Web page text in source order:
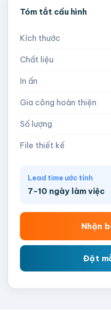
300 500
5,000
Hoặc nhập số lượng:
−
💡 Hỗ trợ AI, PDF,
AI, PDF, EPS, PSD,
Tóm tắt cấu hình
Kích thước
Chất liệu
In ấn
Gia công hoàn thiện
Số lượng
File thiết kế
Lead time ước tính
7-10 ngày làm việc
Nhận
Đặt